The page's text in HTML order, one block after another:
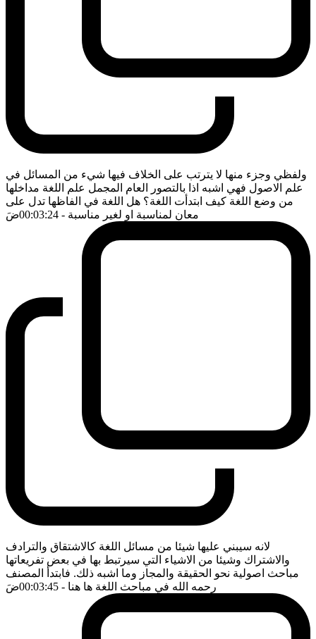
ولفظي وجزء منها لا يترتب على الخلاف فيها شيء من المسائل في
علم الاصول فهي اشبه اذا بالتصور العام المجمل علم اللغة مداخلها
من وضع اللغة كيف ابتدأت اللغة؟ هل اللغة في الفاظها تدل على
معان لمناسبة او لغير مناسبة - 00:03:24 ضَ
لانه سيبني عليها شيئا من مسائل اللغة كالاشتقاق والترادف
والاشتراك وشيئا من الاشياء التي سيرتبط بها في بعض تفريعاتها
مباحث اصولية نحو الحقيقة والمجاز وما اشبه ذلك. فابتدأ المصنف
رحمه الله في مباحث اللغة ها هنا - 00:03:45 ضَ